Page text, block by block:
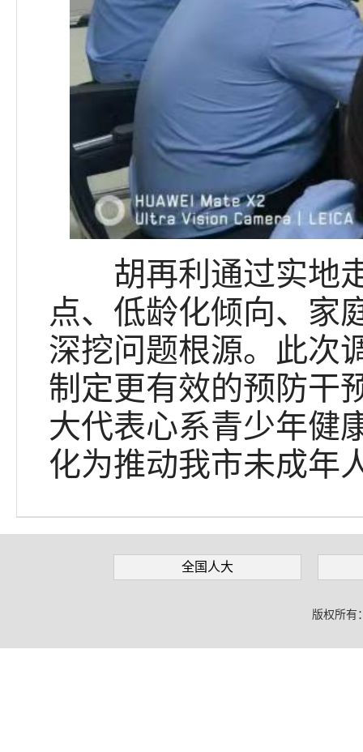
胡再利通过实地走
点、低龄化倾向、家
深挖问题根源。此次
制定更有效的预防干
大代表心系青少年健
化为推动我市未成年
全国人大
版权所